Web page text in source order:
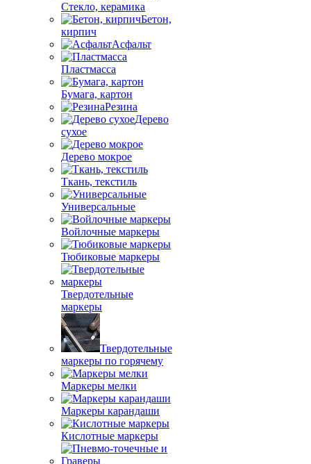
Стекло, керамика
Бетон,
кирпич
Асфальт
Пластмасса
Бумага, картон
Резина
Дерево
сухое
Дерево мокрое
Ткань, текстиль
Универсальные
Войлочные маркеры
Тюбиковые маркеры
Твердотельные
маркеры
Твердотельные
маркеры по горячему
Маркеры мелки
Маркеры карандаши
Кислотные маркеры